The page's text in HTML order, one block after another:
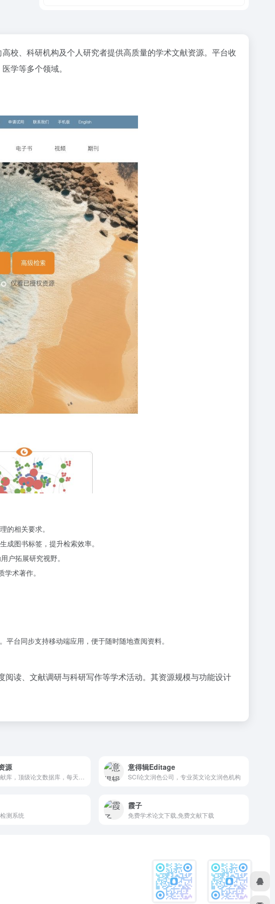
校、科研机构及个人研究者提供高质量的学术文献资源。平台收
学等多个领域。
的相关要求。
成图书标签，提升检索效率。
户拓展研究视野。
术著作。
台同步支持移动端应用，便于随时随地查阅资料。
读、文献调研与科研写作等学术活动。其资源规模与功能设计
源 意得辑Editage
SCI论文润色公司，专业英文论文润色机构
测系统
霞子
免费学术论文下载,免费文献下载